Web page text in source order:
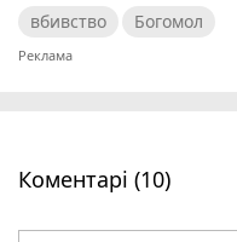
вбивство Богомол
Коментарі (10)